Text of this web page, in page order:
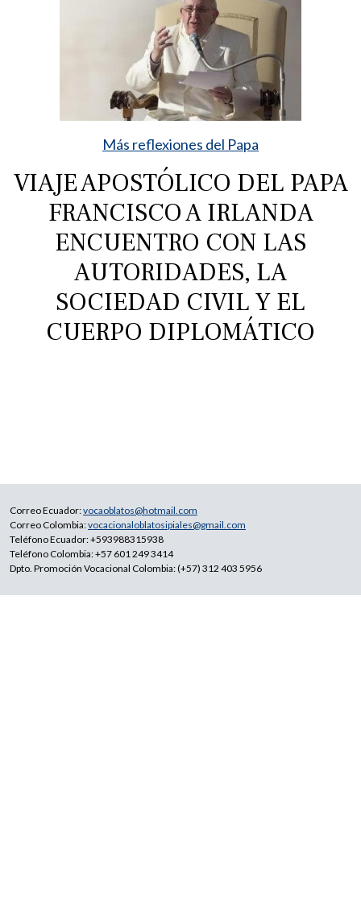
Más reflexiones del Papa
VIAJE APOSTÓLICO DEL PAPA
FRANCISCO A IRLANDA
ENCUENTRO CON LAS
AUTORIDADES, LA
SOCIEDAD CIVIL Y EL
CUERPO DIPLOMÁTICO
Correo Ecuador:vocaoblatos@hotmail.com
Correo Colombia:vocacionaloblatosipiales@gmail.com
Teléfono Ecuador: +593988315938
Teléfono Colombia: +57 601 249 3414
Dpto. Promoción Vocacional Colombia: (+57) 312 403 5956